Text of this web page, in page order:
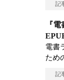
記
『
電書
ため
記